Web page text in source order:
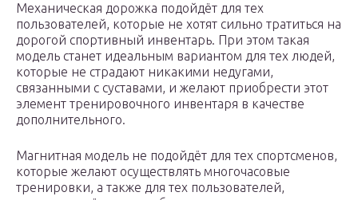
Механическая дорожка подойдёт для тех
пользователей, которые не хотят сильно тратиться на
дорогой спортивный инвентарь. При этом такая
модель станет идеальным вариантом для тех людей,
которые не страдают никакими недугами,
связанными с суставами, и желают приобрести этот
элемент тренировочного инвентаря в качестве
дополнительного.
Магнитная модель не подойдёт для тех спортсменов,
которые желают осуществлять многочасовые
тренировки, а также для тех пользователей,